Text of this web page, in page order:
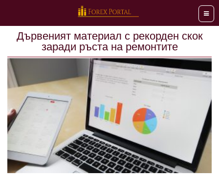
Меню
Дървеният материал с рекорден скок
заради ръста на ремонтите